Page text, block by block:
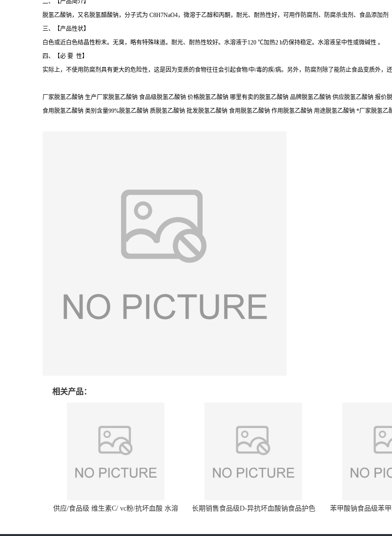
二、【产品简介】
脱氢乙酸钠，又名脱氢醋酸钠，分子式为 C8H7NaO4，微溶于乙醇和丙酮，耐光、耐热性好，可用作防腐剂、防腐杀虫剂、食品添加剂
三、【产品性状】
白色或近白色结晶性粉末。无臭，略有特殊味道。耐光、耐热性较好。水溶液于120 ℃加热2 h仍保持稳定。水溶液呈中性或微碱性 。
四、【必 要 性】
实际上，不使用防腐剂具有更大的危险性，这是因为变质的食物往往会引起食物/中/毒的疾/病。另外，防腐剂除了能防止食品变质外，
厂家脱氢乙酸钠 生产厂家脱氢乙酸钠 食品级脱氢乙酸钠 价格脱氢乙酸钠 哪里有卖的脱氢乙酸钠 品牌脱氢乙酸钠 供应脱氢乙酸钠 报
食用脱氢乙酸钠 类别含量99%脱氢乙酸钠 质脱氢乙酸钠 批发脱氢乙酸钠 食用脱氢乙酸钠 作用脱氢乙酸钠 用途脱氢乙酸钠 *厂家脱氢乙
相关产品：
供应/食品级 维生素C/ vc粉/抗坏血酸 水溶
长期销售食品级D-异抗坏血酸钠食品护色
苯甲酸钠食品级苯